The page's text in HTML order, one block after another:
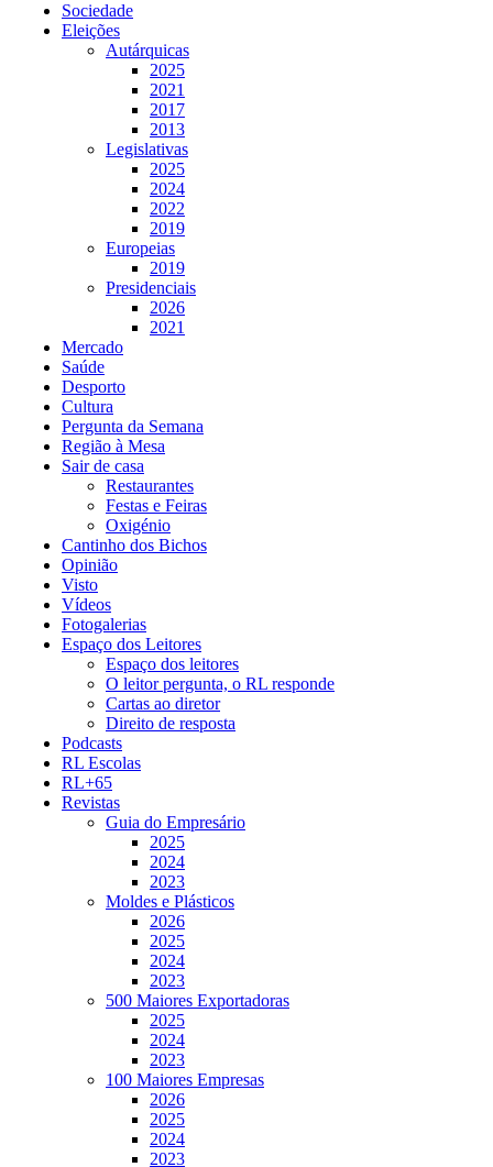
Sociedade
Eleições
Autárquicas
2025
2021
2017
2013
Legislativas
2025
2024
2022
2019
Europeias
2019
Presidenciais
2026
2021
Mercado
Saúde
Desporto
Cultura
Pergunta da Semana
Região à Mesa
Sair de casa
Restaurantes
Festas e Feiras
Oxigénio
Cantinho dos Bichos
Opinião
Visto
Vídeos
Fotogalerias
Espaço dos Leitores
Espaço dos leitores
O leitor pergunta, o RL responde
Cartas ao diretor
Direito de resposta
Podcasts
RL Escolas
RL+65
Revistas
Guia do Empresário
2025
2024
2023
Moldes e Plásticos
2026
2025
2024
2023
500 Maiores Exportadoras
2025
2024
2023
100 Maiores Empresas
2026
2025
2024
2023